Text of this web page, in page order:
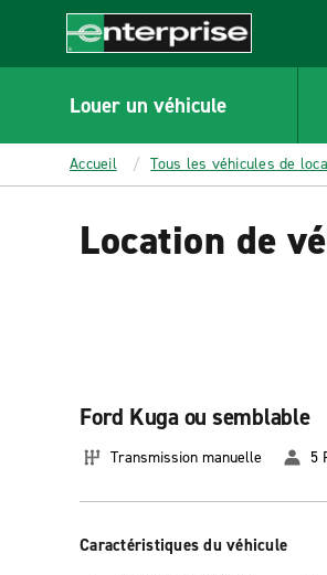
CONTENT
Enterprise
Louer un véhicule
Accueil Tous les véhicules de
Location de
Ford Kuga ou semblable
Transmission manuelle 5
Caractéristiques du véhicule